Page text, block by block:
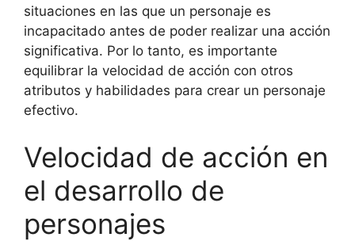
situaciones en las que un personaje es
incapacitado antes de poder realizar una acción
significativa. Por lo tanto, es importante
equilibrar la velocidad de acción con otros
atributos y habilidades para crear un personaje
efectivo.
Velocidad de acción en
el desarrollo de
personajes